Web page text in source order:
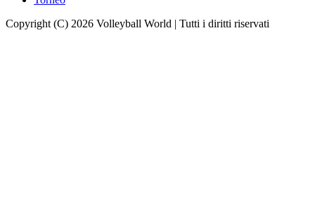
Copyright (C) 2026 Volleyball World | Tutti i diritti riservati